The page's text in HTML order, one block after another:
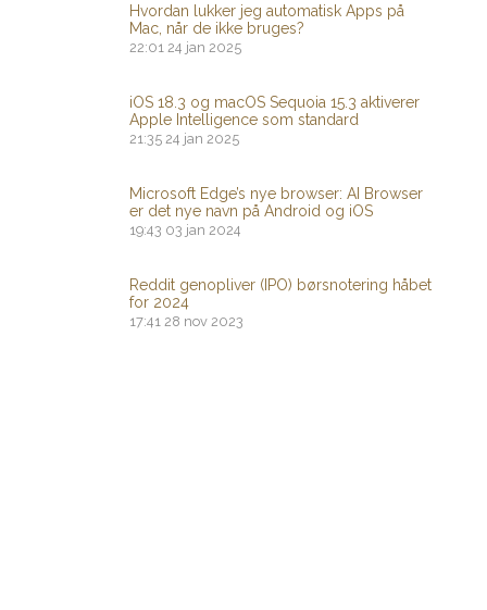
Hvordan lukker jeg automatisk Apps på
Mac, når de ikke bruges?
22:01 24 jan 2025
iOS 18.3 og macOS Sequoia 15.3 aktiverer
Apple Intelligence som standard
21:35 24 jan 2025
Microsoft Edge’s nye browser: AI Browser
er det nye navn på Android og iOS
19:43 03 jan 2024
Reddit genopliver (IPO) børsnotering håbet
for 2024
17:41 28 nov 2023